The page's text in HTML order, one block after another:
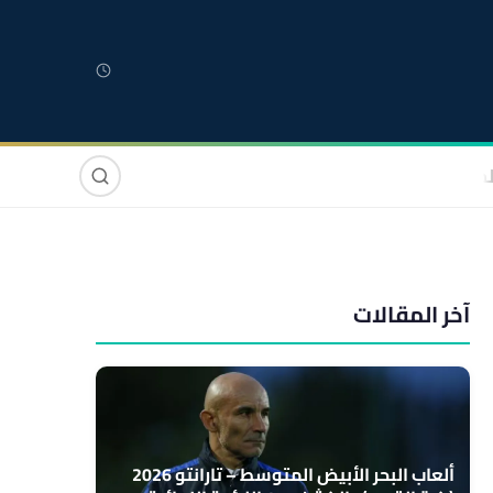
صوت وصورة
آخر المقالات
ألعاب البحر الأبيض المتوسط – تارانتو 2026